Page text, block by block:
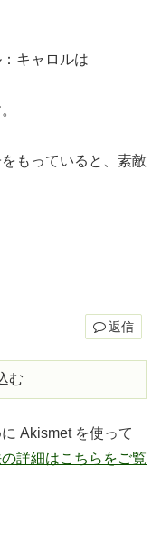
キャロルは
もっていると、素敵
返信
む
Akismet を使って
詳細はこちらをご覧